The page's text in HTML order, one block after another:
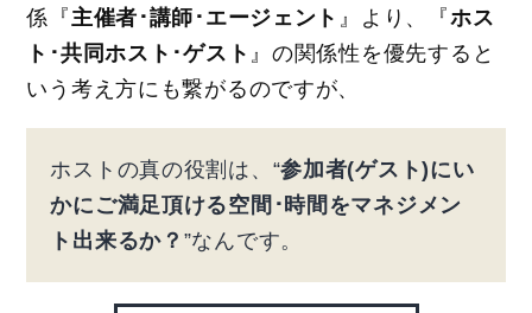
係『 主催者･講師･エージェント 』より、『ホス
ト･共同ホスト･ゲスト 』の関係性を優先すると
いう考え方にも繋がるのですが、
ホストの真の役割は、“参加者(ゲスト)にい
かにご満足頂ける空間･時間をマネジメン
ト出来るか？ ”なんです。